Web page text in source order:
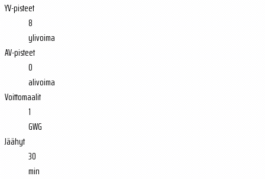
YV-pisteet
8
ylivoima
AV-pisteet
0
alivoima
Voittomaalit
1
GWG
Jäähyt
30
min